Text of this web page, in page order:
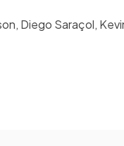
Diego Saraçol,